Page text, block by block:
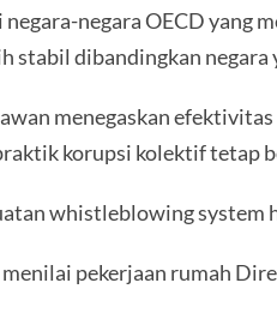
negara-negara OECD yang
stabil dibandingkan
menegaskan
korupsi kolektif tetap
whistleblowing system
pekerjaan rumah